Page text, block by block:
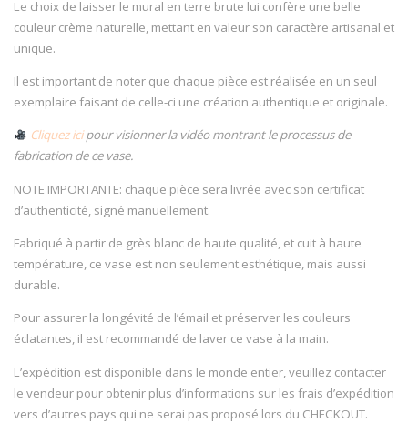
Le choix de laisser le mural en terre brute lui confère une belle
couleur crème naturelle, mettant en valeur son caractère artisanal et
unique.
Il est important de noter que chaque pièce est réalisée en un seul
exemplaire faisant de celle-ci une création authentique et originale.
Cliquez icipour visionner la vidéo montrant le processus de
fabrication de ce vase.
NOTE IMPORTANTE: chaque pièce sera livrée avec son certificat
d’authenticité, signé manuellement.
Fabriqué à partir de grès blanc de haute qualité, et cuit à haute
température, ce vase est non seulement esthétique, mais aussi
durable.
Pour assurer la longévité de l’émail et préserver les couleurs
éclatantes, il est recommandé de laver ce vase à la main.
L’expédition est disponible dans le monde entier, veuillez contacter
le vendeur pour obtenir plus d’informations sur les frais d’expédition
vers d’autres pays qui ne serai pas proposé lors du CHECKOUT.